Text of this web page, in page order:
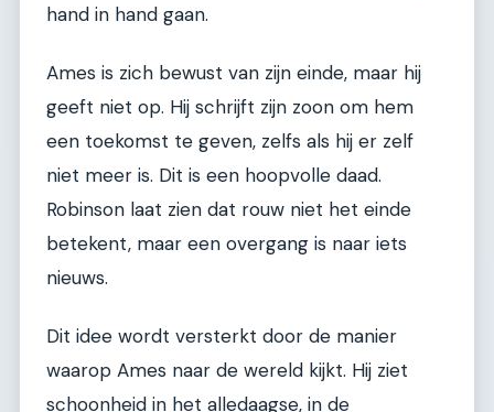
hand in hand gaan.
Ames is zich bewust van zijn einde, maar hij
geeft niet op. Hij schrijft zijn zoon om hem
een toekomst te geven, zelfs als hij er zelf
niet meer is. Dit is een hoopvolle daad.
Robinson laat zien dat rouw niet het einde
betekent, maar een overgang is naar iets
nieuws.
Dit idee wordt versterkt door de manier
waarop Ames naar de wereld kijkt. Hij ziet
schoonheid in het alledaagse, in de